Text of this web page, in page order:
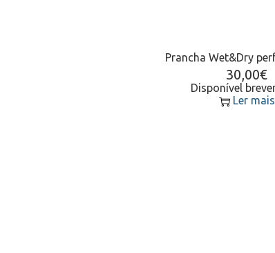
Prancha Wet&Dry
30,00€
Disponível
Ler mais